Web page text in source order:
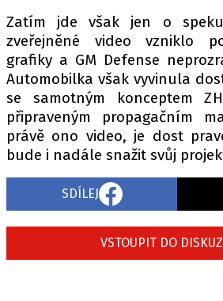
Zatím jde však jen o
zveřejněné video vzniklo
grafiky a GM Defense
Automobilka však vyvinula
se samotným konceptem
připraveným propagačním
právě ono video, je dost
bude i nadále snažit svůj
SDÍLEJ
VSTOUPIT DO